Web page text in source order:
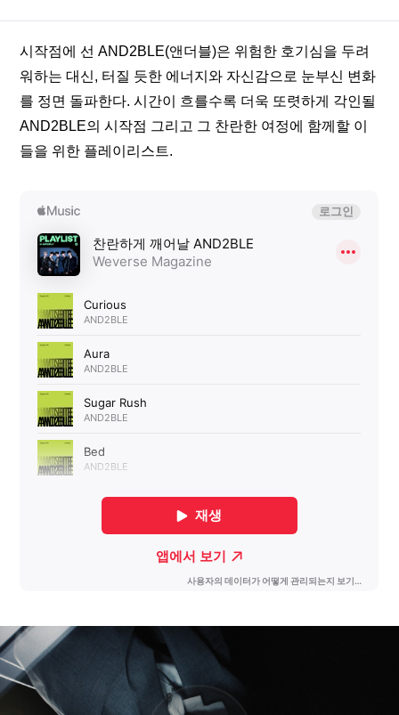
시작점에 선 AND2BLE(앤더블)은 위험한 호기심을 두려
워하는 대신, 터질 듯한 에너지와 자신감으로 눈부신 변화
를 정면 돌파한다. 시간이 흐를수록 더욱 또렷하게 각인될
AND2BLE의 시작점 그리고 그 찬란한 여정에 함께할 이
들을 위한 플레이리스트.